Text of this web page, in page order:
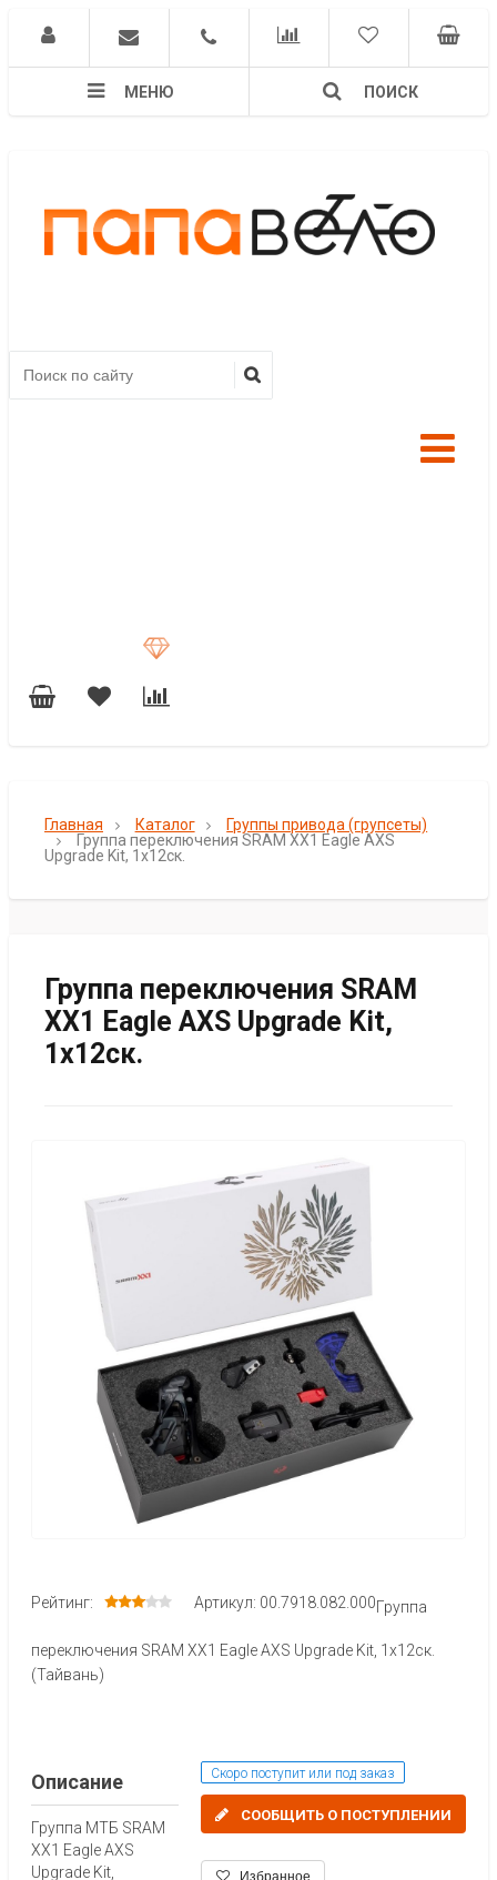
МЕНЮ ПОИСК
Главная Каталог
Группы привода (групсеты)
Группа переключения SRAM XX1 Eagle AXS
Upgrade Kit, 1х12ск.
Группа переключения SRAM
XX1 Eagle AXS Upgrade Kit,
1х12ск.
Рейтинг: Артикул: 00.7918.082.000Группа
переключения SRAM XX1 Eagle AXS Upgrade Kit, 1х12ск.
(Тайвань)
Скоро поступит или под заказ
СООБЩИТЬ О ПОСТУПЛЕНИИ
Избранное
Описание
Группа МТБ SRAM
XX1 Eagle AXS
Upgrade Kit,